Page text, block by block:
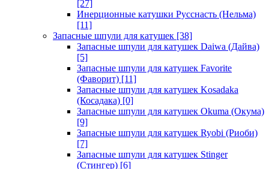
[27]
Инерционные катушки Русснасть (Нельма)
[11]
Запасные шпули для катушек [38]
Запасные шпули для катушек Daiwa (Дайва)
[5]
Запасные шпули для катушек Favorite
(Фаворит) [11]
Запасные шпули для катушек Kosadaka
(Косадака) [0]
Запасные шпули для катушек Okuma (Окума)
[9]
Запасные шпули для катушек Ryobi (Риоби)
[7]
Запасные шпули для катушек Stinger
(Стингер) [6]